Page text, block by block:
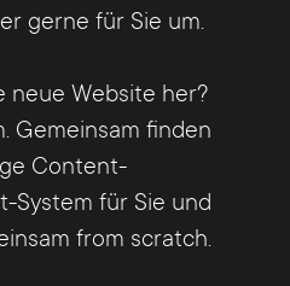
sämtlichen
im TYPO3
angelegt. Ihr
nach einer
Bedarf auf erfolgten
gerne für Sie um.
neue Website her?
Gemeinsam finden
Content-
System für Sie und
from scratch.